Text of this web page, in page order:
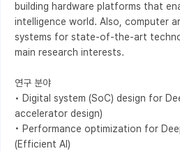
building hardware platforms that
intelligence world. Also, computer
systems for state-of-the-art
main research interests.
연구 분야
• Digital system (SoC) design for
accelerator design)
• Performance optimization for
(Efficient AI)